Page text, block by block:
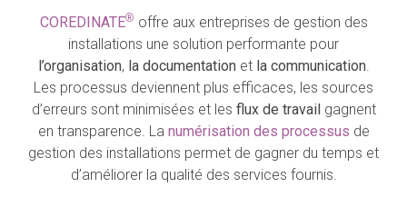
COREDINATE® offre aux entreprises de gestion des
installations une solution performante pour
l’organisation, la documentationet la communication.
Les processus deviennent plus efficaces, les sources
d’erreurs sont minimisées et les flux de travailgagnent
en transparence. La numérisation des processus de
gestion des installations permet de gagner du temps et
d’améliorer la qualité des services fournis.